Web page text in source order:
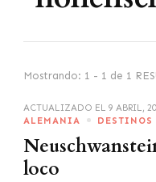
Mostrando: 1 - 1 de 1
ACTUALIZADO EL 9 ABRIL,
ALEMANIA
DESTINOS
loco